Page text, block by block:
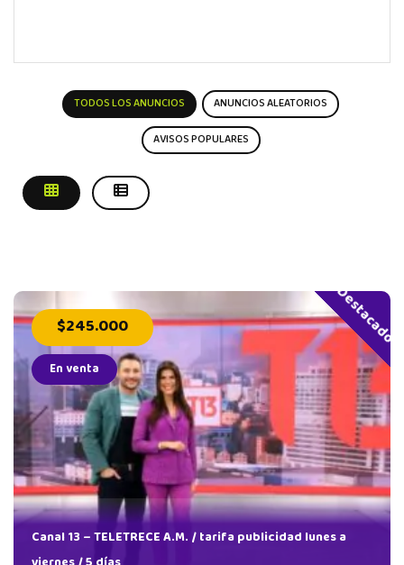
TODOS LOS ANUNCIOS
ANUNCIOS ALEATORIOS
AVISOS POPULARES
Destacado
$245.000
En venta
Canal 13 – TELETRECE A.M. / tarifa publicidad lunes a